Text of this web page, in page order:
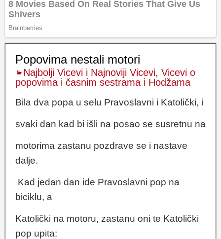
Popovima nestali motori
Najbolji Vicevi i Najnoviji Vicevi, Vicevi o
popovima i časnim sestrama i Hodžama
Bila dva popa u selu Pravoslavni i Katolički, i
svaki dan kad bi išli na posao se susretnu na
motorima zastanu pozdrave se i nastave
dalje.
Kad jedan dan ide Pravoslavni pop na
biciklu, a
Katolički na motoru, zastanu oni te Katolički
pop upita: